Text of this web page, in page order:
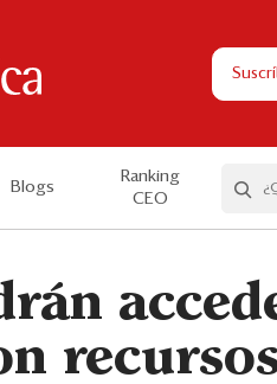
Blogs
Ranking
CEO